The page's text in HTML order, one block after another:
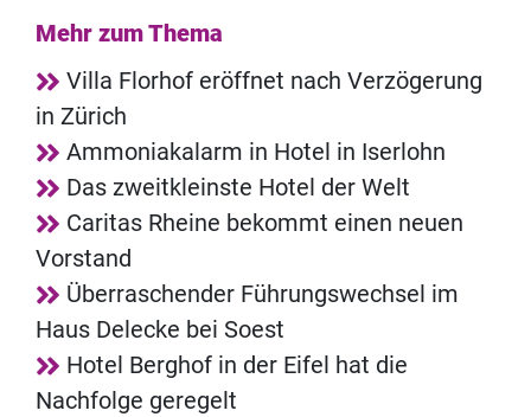
Mehr zum Thema
Villa Florhof eröffnet nach Verzögerung
in Zürich
Ammoniakalarm in Hotel in Iserlohn
Das zweitkleinste Hotel der Welt
Caritas Rheine bekommt einen neuen
Vorstand
Überraschender Führungswechsel im
Haus Delecke bei Soest
Hotel Berghof in der Eifel hat die
Nachfolge geregelt